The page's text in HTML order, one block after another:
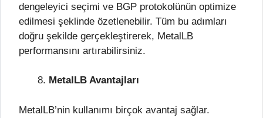
dengeleyici seçimi ve BGP protokolünün optimize
edilmesi şeklinde özetlenebilir. Tüm bu adımları
doğru şekilde gerçekleştirerek, MetalLB
performansını artırabilirsiniz.
MetalLB Avantajları
MetalLB’nin kullanımı birçok avantaj sağlar.